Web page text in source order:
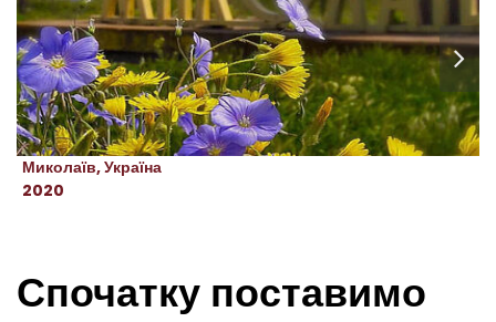
Миколаїв, Україна
2020
Спочатку поставимо